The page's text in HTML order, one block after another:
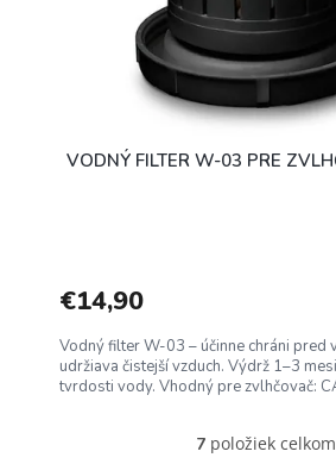
VODNÝ FILTER W-03 PRE
€14,90
Vodný filter W-03 – účinne chráni pred
udržiava čistejší vzduch. Výdrž 1–3
tvrdosti vody. Vhodný pre zvlhčovač:
O
7 položiek celkom